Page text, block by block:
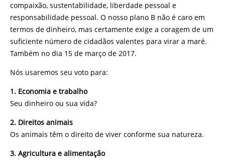
compaixão, sustentabilidade, liberdade pessoal e
responsabilidade pessoal. O nosso plano B não é caro em
termos de dinheiro, mas certamente exige a coragem de um
suficiente número de cidadãos valentes para virar a maré.
Também no dia 15 de março de 2017.
Nós usaremos seu voto para:
1. Economia e trabalho
Seu dinheiro ou sua vida?
2. Direitos animais
Os animais têm o direito de viver conforme sua natureza.
3. Agricultura e alimentação